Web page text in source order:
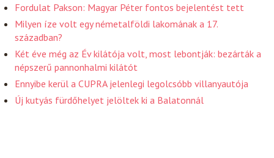
Fordulat Pakson: Magyar Péter fontos bejelentést tett
Milyen íze volt egy németalföldi lakomának a 17.
században?
Két éve még az Év kilátója volt, most lebontják: bezárták a
népszerű pannonhalmi kilátót
Ennyibe kerül a CUPRA jelenlegi legolcsóbb villanyautója
Új kutyás fürdőhelyet jelöltek ki a Balatonnál